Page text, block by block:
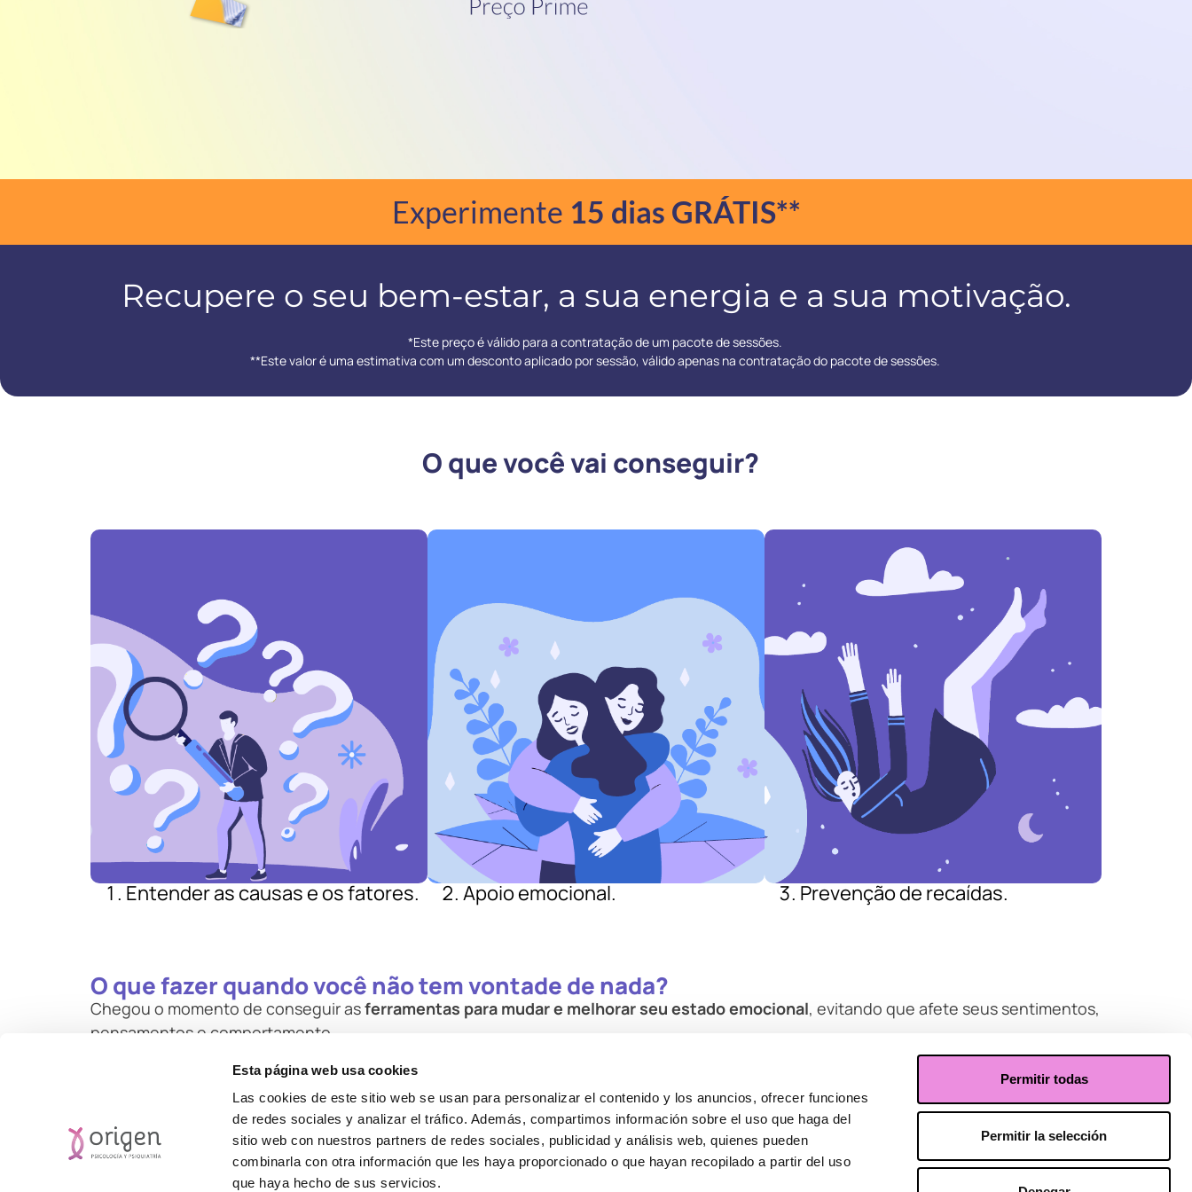
Esta página web usa cookies
Las cookies de este sitio web se usan para personalizar el contenido y los anuncios, ofrecer funciones
de redes sociales y analizar el tráfico. Además, compartimos información sobre el uso que haga del
sitio web con nuestros partners de redes sociales, publicidad y análisis web, quienes pueden
combinarla con otra información que les haya proporcionado o que hayan recopilado a partir del uso
que haya hecho de sus servicios.
Permitir todas
Permitir la selección
Experimente 15 dias GRÁTIS**
Recupere o seu bem-estar, a sua energia e a sua motivação.
*Este preço é válido para a contratação de um pacote de sessões.
**Este valor é uma estimativa com um desconto aplicado por sessão, válido apenas na contratação do pacote de sessões.
O que você vai conseguir?
Entender as causas e os fatores. Apoio emocional. Prevenção de recaídas.
O que fazer quando você não tem vontade de nada?
Chegou o momento de conseguir asferramentas para mudar e melhorar seu estado emocional, evitando que afete seus sentimentos,
pensamentos e comportamento.
Os sintomas da depressão nos afetam, mas também impactam nosso entorno. Seria ótimo se houvesse uma solução mágica para acabar
com a depressão, mas o que sabemos com certeza é que, com a ajuda de um psicólogo, é possível aliviar os sintomas e até superá-la.
E nasClínicas Origen , vamos ajudá-lo a conseguir isso pouco a pouco, desde a primeira sessão.